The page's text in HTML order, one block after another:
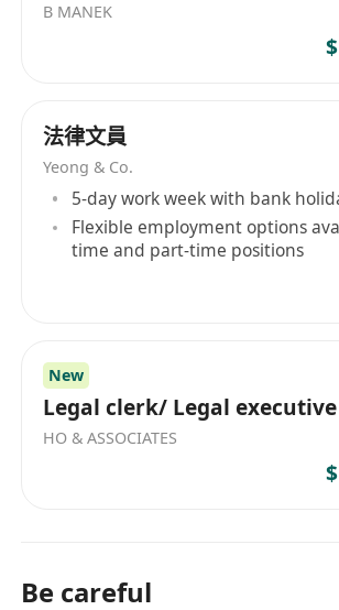
B MANEK
法律文員
Yeong & Co.
5-day work week with bank
Flexible employment options
time and part-time positions
New
Legal clerk/ Legal executive
HO & ASSOCIATES
Be careful